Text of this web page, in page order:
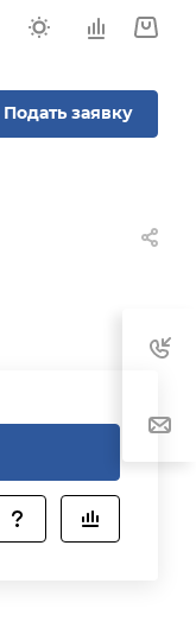
Подать заявку